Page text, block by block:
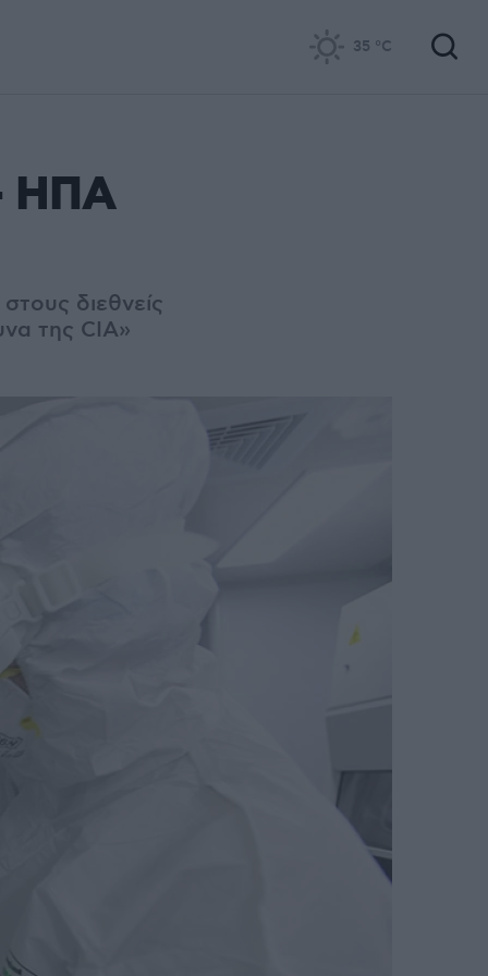
35 °C
ΗΠΑ
διεθνείς
της CIA»